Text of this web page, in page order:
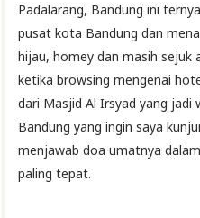
Padalarang, Bandung ini
pusat kota Bandung dan
hijau, homey dan masih sejuk
ketika browsing mengenai
dari Masjid Al Irsyad yang
Bandung yang ingin saya
menjawab doa umatnya
paling tepat.